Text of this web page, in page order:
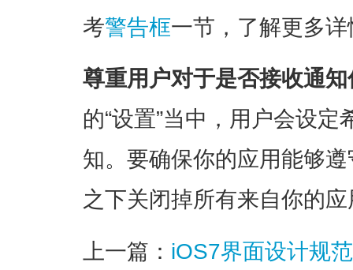
考警告框一节，了解更多详
尊重用户对于是否接收通
的“设置”当中，用户会设
知。要确保你的应用能够
之下关闭掉所有来自你的
上一篇： iOS7界面设计规